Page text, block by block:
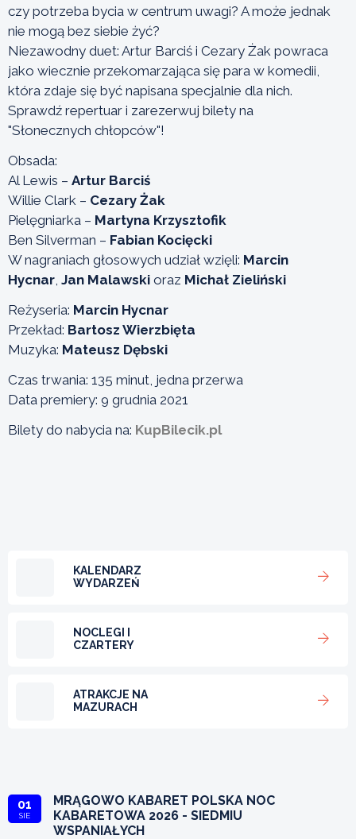
czy potrzeba bycia w centrum uwagi? A może jednak
nie mogą bez siebie żyć?
Niezawodny duet: Artur Barciś i Cezary Żak powraca
jako wiecznie przekomarzająca się para w komedii,
która zdaje się być napisana specjalnie dla nich.
Sprawdź repertuar i zarezerwuj bilety na
"Słonecznych chłopców"!
Obsada:
Al Lewis – Artur Barciś
Willie Clark – Cezary Żak
Pielęgniarka – Martyna Krzysztofik
Ben Silverman – Fabian Kocięcki
W nagraniach głosowych udział wzięli: Marcin
Hycnar Jan Malawski oraz Michał Zieliński
Reżyseria: Marcin Hycnar
Przekład: Bartosz Wierzbięta
Muzyka: Mateusz Dębski
Czas trwania: 135 minut, jedna przerwa
Data premiery: 9 grudnia 2021
Bilety do nabycia na: KupBilecik.pl
KALENDARZ
WYDARZEŃ
NOCLEGI I
CZARTERY
ATRAKCJE NA
MAZURACH
01
SIE
MRĄGOWO KABARET POLSKA NOC
KABARETOWA 2026 - SIEDMIU
WSPANIAŁYCH